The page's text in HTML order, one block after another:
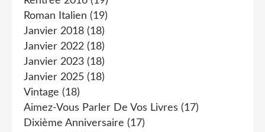
Roman Italien (19)
Janvier 2018 (18)
Janvier 2022 (18)
Janvier 2023 (18)
Janvier 2025 (18)
Vintage (18)
Aimez-Vous Parler De Vos Livres (17)
Dixième Anniversaire (17)